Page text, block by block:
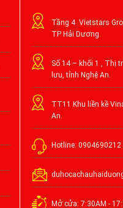
Tầng 4 Vietstars
TP Hải Dương.
Số 14 – khối 1 , Thị
lưu, tỉnh Nghệ An.
TT11 Khu liền kề
An.
Hotline: 0904690212
Mở cửa: 7:30AM -